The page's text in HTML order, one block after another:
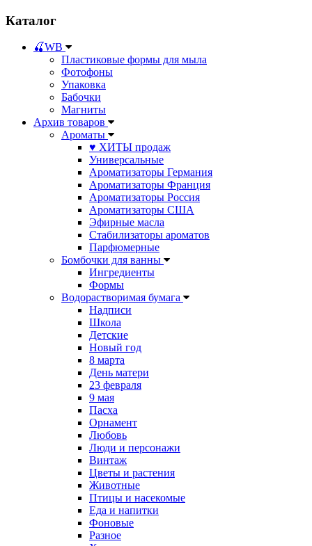
Каталог
🍒WB
Пластиковые формы для мыла
Фотофоны
Упаковка
Бабочки
Магниты
Архив товаров
Ароматы
♥ ХИТЫ продаж
Универсальные
Ароматизаторы Германия
Ароматизаторы Франция
Ароматизаторы Россия
Ароматизаторы США
Эфирные масла
Стабилизаторы ароматов
Парфюмерные
Бомбочки для ванны
Ингредиенты
Формы
Водорастворимая бумага
Надписи
Школа
Детские
Новый год
8 марта
День матери
23 февраля
9 мая
Пасха
Орнамент
Любовь
Люди и персонажи
Винтаж
Цветы и растения
Животные
Птицы и насекомые
Еда и напитки
Фоновые
Разное